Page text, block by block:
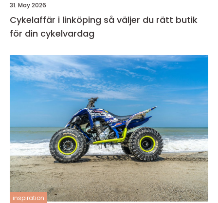
31. May 2026
Cykelaffär i linköping så väljer du rätt butik
för din cykelvardag
inspiration